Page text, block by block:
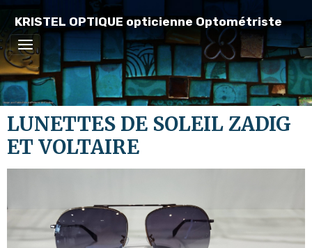
KRISTEL OPTIQUE opticienne Optométriste
LUNETTES DE SOLEIL ZADIG
ET VOLTAIRE